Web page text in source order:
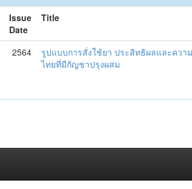
Issue
Date
Title
2564
รูปแบบการสั่งใช้ยา ประสิทธิผลและคว
ไทยที่มีกัญชาปรุงผสม